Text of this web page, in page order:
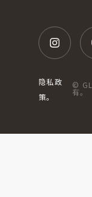
隐私政
策。
©
有。